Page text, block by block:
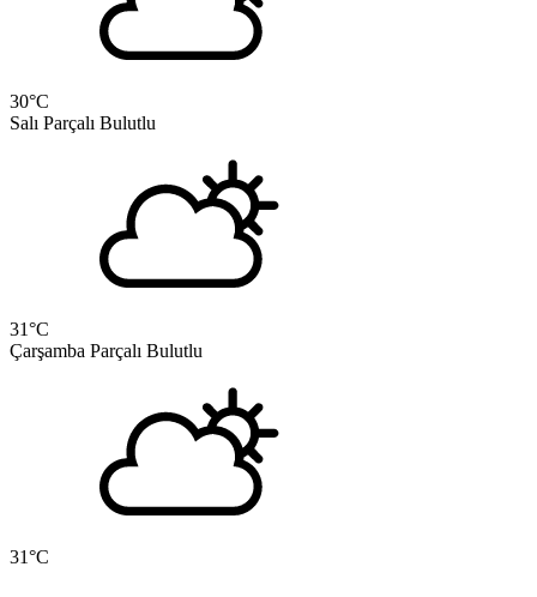
30°C
Salı Parçalı Bulutlu
31°C
Çarşamba Parçalı Bulutlu
31°C